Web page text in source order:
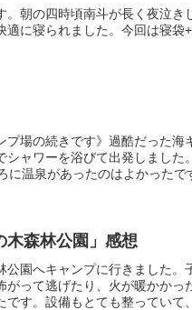
。朝の四時頃南斗が長く夜泣
適に寝られました。今回は寝
プ場の続きです》過酷だった
シャワーを浴びて出発しまし
に温泉があったのはよかったで
木森林公園」感想
公園へキャンプに行きました
がって逃げたり、火が暖かか
です。設備もとても整っていて